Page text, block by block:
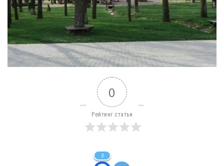
0
Рейтинг статьи
3